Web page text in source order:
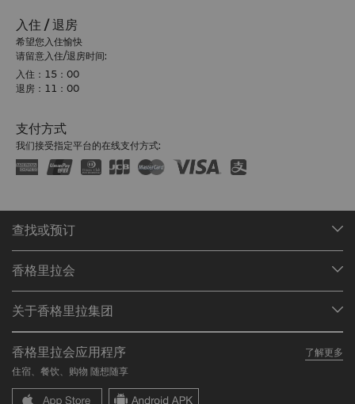
入住 / 退房
希望您入住愉快
请留意入住/退房时间:
入住：15：00
退房：11：00
支付方式
我们接受指定平台的在线支付方式:
查找或预订
查找预订
餐厅与酒吧
香格里拉会
加入香格里拉会
常见问题
联络我们
关于香格里拉集团
我们的酒店品牌
香格里拉中心
香格里拉公寓
职业发展
企业社会责任
新闻稿
香格里拉会应用程序
了解更多
住宿、餐饮、购物 随想随享